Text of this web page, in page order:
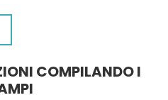
COMPILANDO I